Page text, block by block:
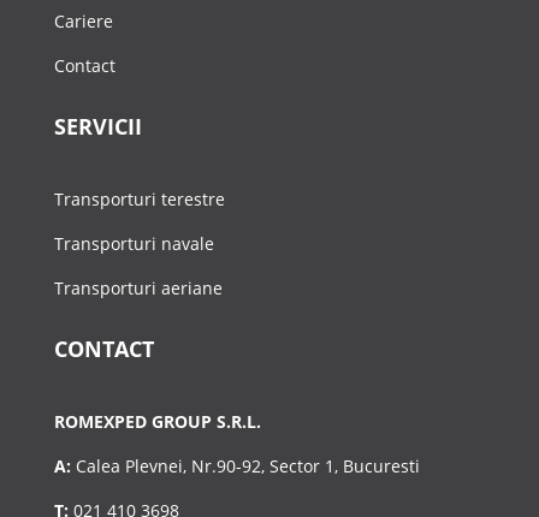
Cariere
Contact
SERVICII
Transporturi terestre
Transporturi navale
Transporturi aeriane
CONTACT
ROMEXPED GROUP S.R.L.
A: Calea Plevnei, Nr.90-92, Sector 1, Bucuresti
T: 021 410 3698